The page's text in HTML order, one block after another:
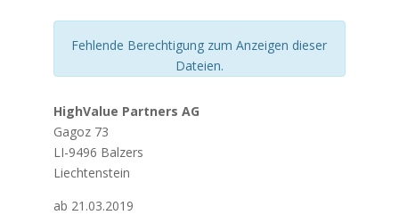
Fehlende Berechtigung zum Anzeigen dieser
Dateien.
HighValue Partners AG
Gagoz 73
LI-9496 Balzers
Liechtenstein
ab 21.03.2019